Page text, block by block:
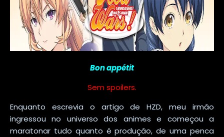
Bon appétit
Sem spoilers.
Enquanto escrevia o artigo de HZD, meu irmão
ingressou no universo dos animes e começou a
maratonar tudo quanto é produção, de uma penca